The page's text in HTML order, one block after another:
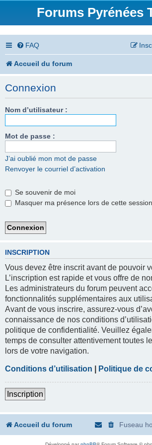
Forums Pyrénées
FAQ
Accueil du forum
Connexion
Nom d’utilisateur :
Mot de passe :
J’ai oublié mon mot de passe
Renvoyer le courriel d’activation
Se souvenir de moi
Masquer ma présence lors de cette session
INSCRIPTION
Vous devez être inscrit avant de pouvoir
L’inscription est rapide et vous offre de
Les administrateurs du forum peuvent
fonctionnalités supplémentaires aux
Avant de vous inscrire, assurez-vous
connaissance de nos conditions
politique de confidentialité. Veuillez
temps de consulter attentivement toutes
lors de votre navigation.
Conditions d’utilisation Politique de
Inscription
Accueil du forum Fuseau